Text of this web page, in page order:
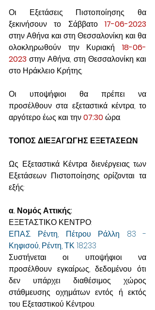
Οι Εξετάσεις Πιστοποίησης θα
ξεκινήσουν το Σάββατο 17-06-2023
στην Αθήνα και στη Θεσσαλονίκη και θα
ολοκληρωθούν την Κυριακή 18-06-
2023 στην Αθήνα, στη Θεσσαλονίκη και
στο Ηράκλειο Κρήτης.
Οι υποψήφιοι θα πρέπει να
προσέλθουν στα εξεταστικά κέντρα, το
αργότερο έως και την 07:30 ώρα.
ΤΟΠΟΣ ΔΙΕΞΑΓΩΓΗΣ ΕΞΕΤΑΣΕΩΝ
Ως Εξεταστικά Κέντρα διενέργειας των
Εξετάσεων Πιστοποίησης ορίζονται τα
εξής:
α. Νομός Αττικής:
ΕΞΕΤΑΣΤΙΚΟ ΚΕΝΤΡΟ:
ΕΠΑ.Σ. Ρέντη, Πέτρου Ράλλη 83 -
Κηφισού, Ρέντη, ΤΚ 18233
Συστήνεται οι υποψήφιοι να
προσέλθουν εγκαίρως, δεδομένου ότι
δεν υπάρχει διαθέσιμος χώρος
στάθμευσης οχημάτων εντός ή εκτός
του Εξεταστικού Κέντρου.